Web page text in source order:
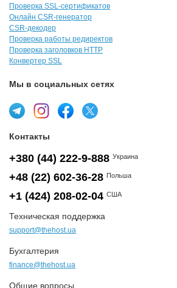
Проверка SSL-сертификатов
Онлайн CSR-генератор
CSR-декодер
Проверка работы редиректов
Проверка заголовков HTTP
Конвертер SSL
Мы в социальных сетях
Контакты
+380 (44) 222-9-888 Украина
+48 (22) 602-36-28 Польша
+1 (424) 208-02-04 США
Техническая поддержка
support@thehost.ua
Бухгалтерия
finance@thehost.ua
Общие вопросы